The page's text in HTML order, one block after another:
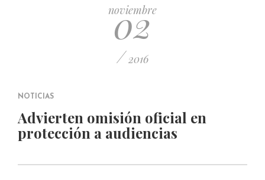
noviembre
02
/ 2016
NOTICIAS
Advierten omisión oficial en
protección a audiencias